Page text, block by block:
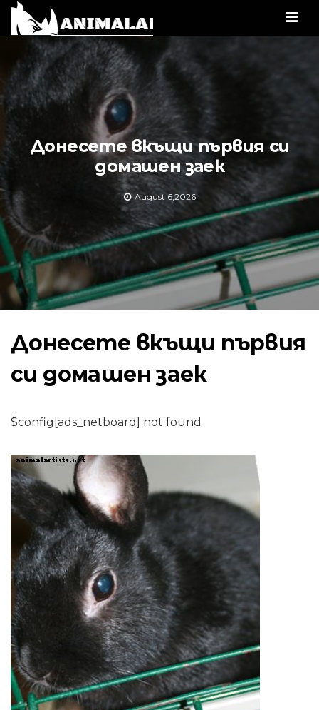
Донесете вкъщи първия си
домашен заек
August 6,2026
Донесете вкъщи първия
си домашен заек
$config[ads_netboard] not found